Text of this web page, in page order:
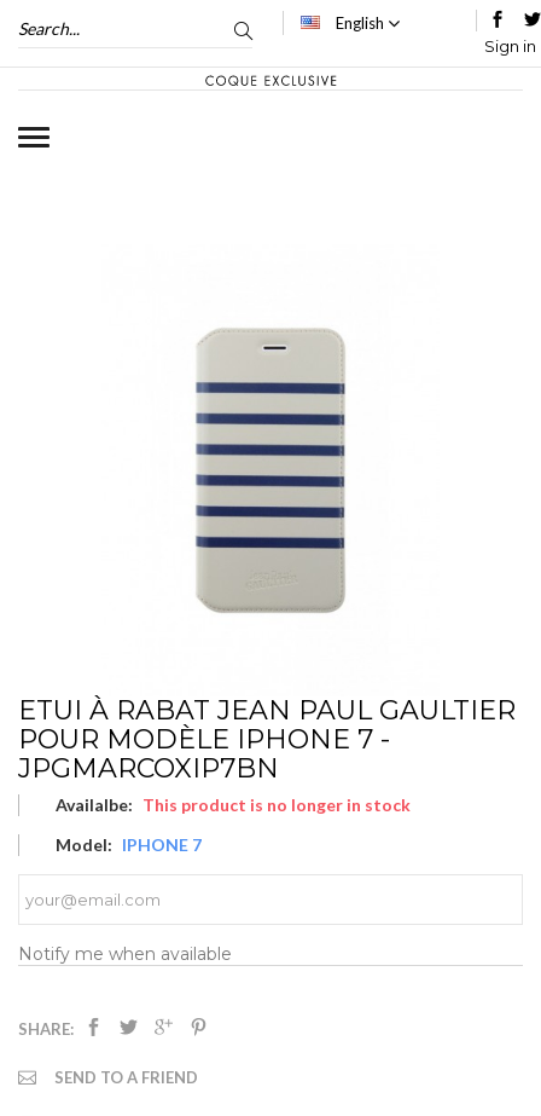
English
Sign in
ETUI À RABAT JEAN PAUL GAULTIER
POUR MODÈLE IPHONE 7 -
JPGMARCOXIP7BN
Availalbe: This product is no longer in stock
Model: IPHONE 7
Notify me when available
SHARE:
SEND TO A FRIEND